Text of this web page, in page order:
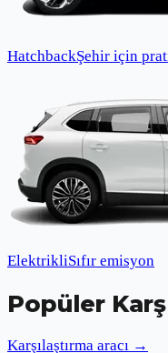
HatchbackŞehir için
ElektrikliSıfır emisyon
Popüler
Karşılaştırma aracı →